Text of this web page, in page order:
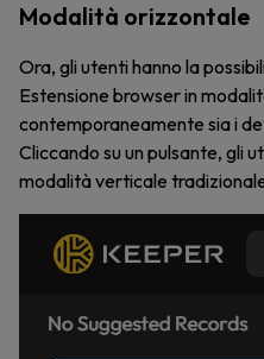
Modalità orizzontale
Ora, gli utenti hanno la
Estensione browser in
contemporaneamente sia i
Cliccando su un pulsante, gli
modalità verticale